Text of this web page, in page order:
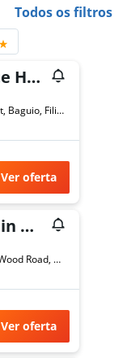
Todos os filtros
Travelite Hotel Legarda
09 Bukaneg St, Baguio, Filipinas
Ver oferta
Log Cabin Hotel - Baguio
191 Leonard Wood Road, Baguio, Filipinas
Ver oferta